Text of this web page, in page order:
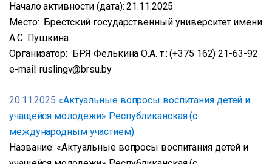
Начало активности (дата): 21.11.2025
Место: Брестский государственный университет имени
А.С. Пушкина
Организатор: БРЯ Фелькина О.А. т.: (+375 162) 21-63-92
e-mail: ruslingv@brsu.by
20.11.2025 «Актуальные вопросы воспитания детей и
учащейся молодежи» Республиканская (с
международным участием)
Название: «Актуальные вопросы воспитания детей и